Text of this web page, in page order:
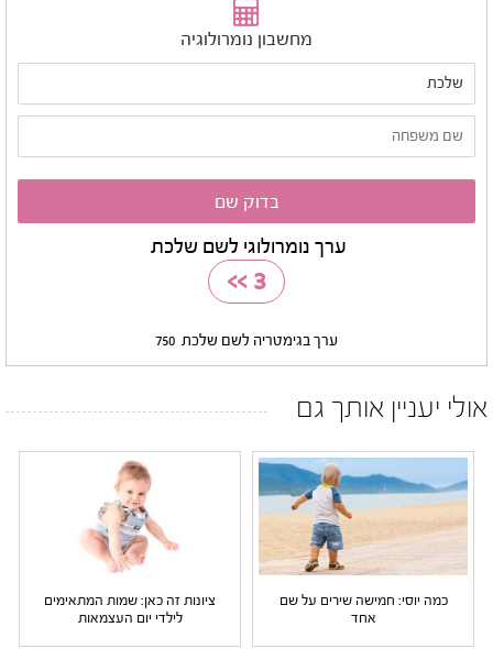
מחשבון נומרולוגיה
ערך נומרולוגי לשם שלכת
3
>>
ערך בגימטריה לשם שלכת 750
אולי יעניין אותך גם
כמה יוסי: חמישה שירים על שם
אחד
ציונות זה כאן: שמות המתאימים
לילדי יום העצמאות